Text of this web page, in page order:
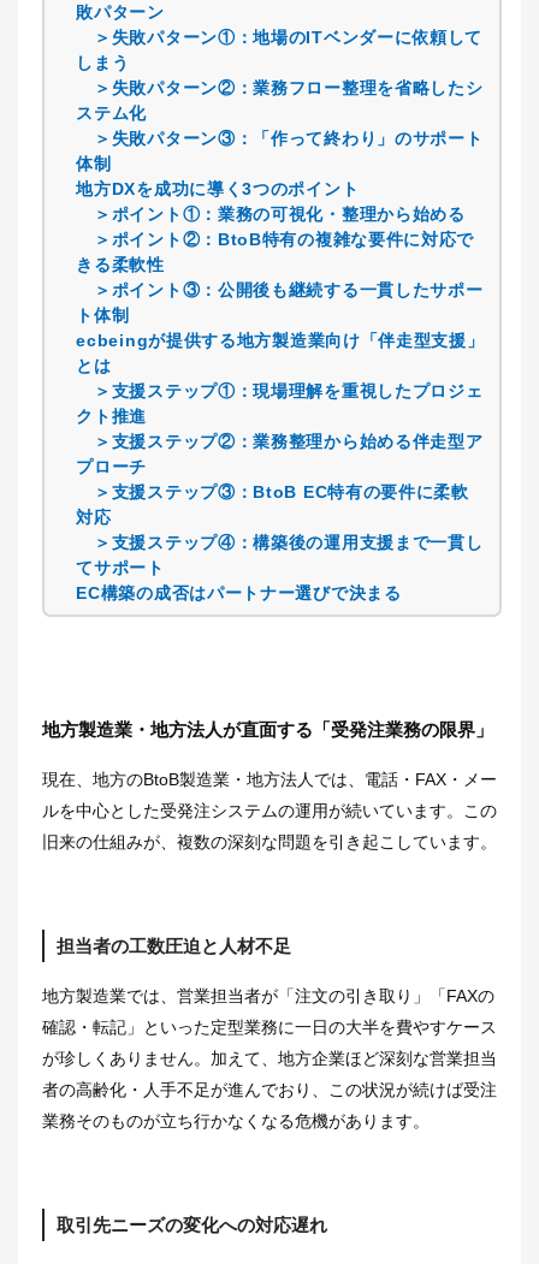
敗パターン
＞失敗パターン①：地場のITベンダーに依頼して
しまう
＞失敗パターン②：業務フロー整理を省略したシ
ステム化
＞失敗パターン③：「作って終わり」のサポート
体制
地方DXを成功に導く3つのポイント
＞ポイント①：業務の可視化・整理から始める
＞ポイント②：BtoB特有の複雑な要件に対応で
きる柔軟性
＞ポイント③：公開後も継続する一貫したサポー
ト体制
ecbeingが提供する地方製造業向け「伴走型支援」
とは
＞支援ステップ①：現場理解を重視したプロジェ
クト推進
＞支援ステップ②：業務整理から始める伴走型ア
プローチ
＞支援ステップ③：BtoB EC特有の要件に柔軟
対応
＞支援ステップ④：構築後の運用支援まで一貫し
てサポート
EC構築の成否はパートナー選びで決まる
地方製造業・地方法人が直面する「受発注業務の限界」
現在、地方のBtoB製造業・地方法人では、電話・FAX・メー
ルを中心とした受発注システムの運用が続いています。この
旧来の仕組みが、複数の深刻な問題を引き起こしています。
担当者の工数圧迫と人材不足
地方製造業では、営業担当者が「注文の引き取り」「FAXの
確認・転記」といった定型業務に一日の大半を費やすケース
が珍しくありません。加えて、地方企業ほど深刻な営業担当
者の高齢化・人手不足が進んでおり、この状況が続けば受注
業務そのものが立ち行かなくなる危機があります。
取引先ニーズの変化への対応遅れ